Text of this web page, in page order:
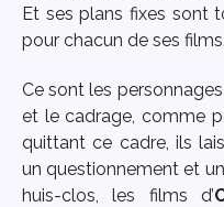
Et ses plans fixes sont
pour chacun de ses films.
Ce sont les
et le cadrage, comme
quittant ce cadre, ils
un questionnement et
huis-clos, les films d’